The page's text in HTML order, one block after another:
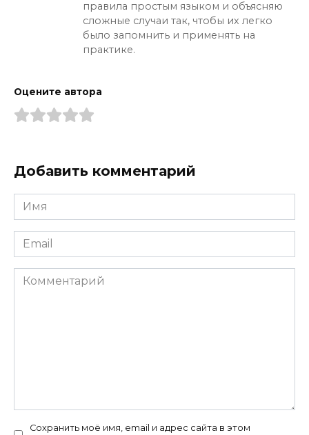
правила простым языком и объясняю
сложные случаи так, чтобы их легко
было запомнить и применять на
практике.
Оцените автора
Добавить комментарий
Имя
*
Email
*
Комментарий
Сохранить моё имя, email и адрес сайта в этом